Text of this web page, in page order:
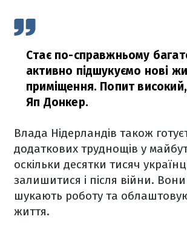
Стає по-справжньому
активно підшукуємо нові
приміщення. Попит високий,
Яп Донкер.
Влада Нідерландів також
додаткових труднощів у
оскільки десятки тисяч
залишитися і після війни.
шукають роботу та
життя.